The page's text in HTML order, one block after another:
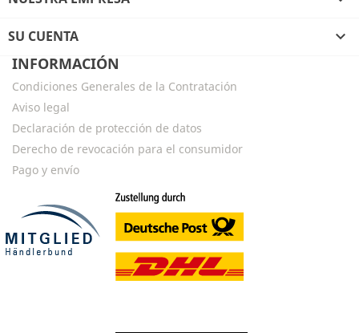
SU CUENTA

INFORMACIÓN
Condiciones Generales de la Contratación
Aviso legal
Declaración de protección de datos
Derecho de revocación para el consumidor
Pago y envío